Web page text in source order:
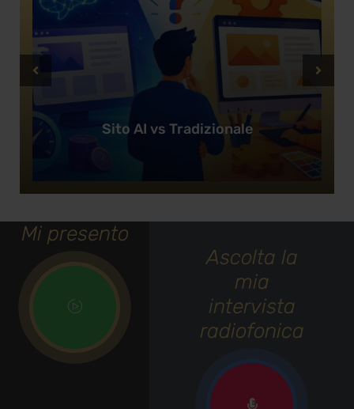
Sito AI vs Tradizionale
Mi presento
Ascolta la
mia
intervista
radiofonica